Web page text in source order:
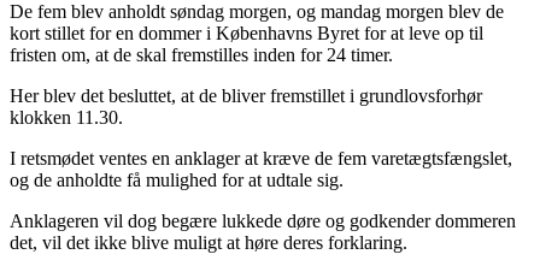
De fem blev anholdt søndag morgen, og mandag morgen blev de
kort stillet for en dommer i Københavns Byret for at leve op til
fristen om, at de skal fremstilles inden for 24 timer.
Her blev det besluttet, at de bliver fremstillet i grundlovsforhør
klokken 11.30.
I retsmødet ventes en anklager at kræve de fem varetægtsfængslet,
og de anholdte få mulighed for at udtale sig.
Anklageren vil dog begære lukkede døre og godkender dommeren
det, vil det ikke blive muligt at høre deres forklaring.